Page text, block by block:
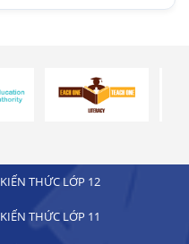
KIẾN THỨC LỚP 12
KIẾN THỨC LỚP 11